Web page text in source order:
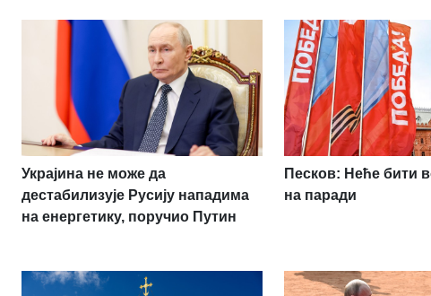
Украјина не може да
дестабилизује Русију нападима
на енергетику, поручио Путин
Песков: Неће бити
на паради